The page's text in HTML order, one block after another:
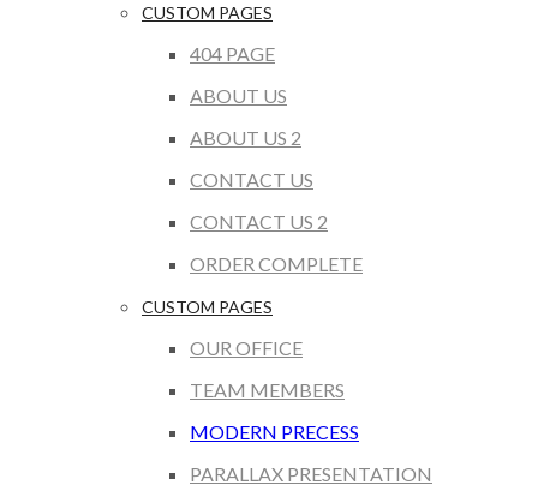
CUSTOM PAGES
404 PAGE
ABOUT US
ABOUT US 2
CONTACT US
CONTACT US 2
ORDER COMPLETE
CUSTOM PAGES
OUR OFFICE
TEAM MEMBERS
MODERN PRECESS
PARALLAX PRESENTATION